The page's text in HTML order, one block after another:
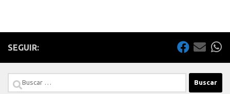
SEGUIR:
Buscar: